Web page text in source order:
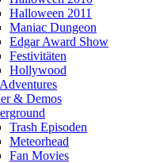
Halloween 2011
Maniac Dungeon
Edgar Award Show
Festivitäten
Hollywood
& Demos
Trash Episoden
Meteorhead
Fan Movies